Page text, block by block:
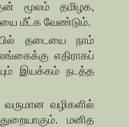
மூலம் தமிழக,
மீட்க வேண்டும்.
தடையை நாம்
எதிராகப்
இயக்கம் நடத்த
வழிகளில்
மனித